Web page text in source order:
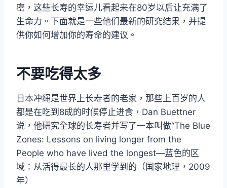
密，这些长寿的幸运儿看起来在80岁以后让充满了
生命力。下面就是一些他们最新的研究结果，并提
供你如何增加你的寿命的建议。
不要吃得太多
日本冲绳是世界上长寿者的老家，那些上百岁的人
都是在吃到8成的时候停止进食，Dan Buettner
说，他研究全球的长寿者并写了一本叫做“The Blue
Zones: Lessons on living longer from the
People who have lived the longest—蓝色的区
域：从活得最长的人那里学到的（国家地理，2009
年）